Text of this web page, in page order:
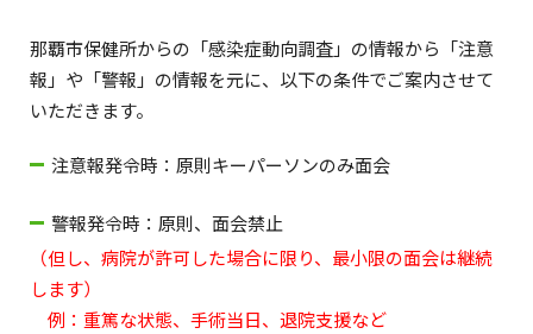
那覇市保健所からの「感染症動向調査」の情報から「注意
報」や「警報」の情報を元に、以下の条件でご案内させて
いただきます。
注意報発令時：原則キーパーソンのみ面会
警報発令時：原則、面会禁止
（但し、病院が許可した場合に限り、最小限の面会は継続
します）
例：重篤な状態、手術当日、退院支援など